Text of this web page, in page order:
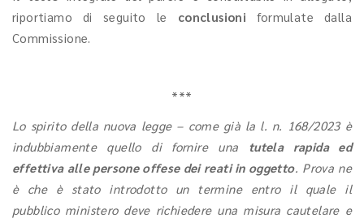
riportiamo di seguito le conclusioni formulate dalla
Commissione.
***
Lo spirito della nuova legge – come già la l. n. 168/2023 è
indubbiamente quello di fornire una tutela rapida ed
effettiva alle persone offese dei reati in oggetto. Prova ne
è che è stato introdotto un termine entro il quale il
pubblico ministero deve richiedere una misura cautelare e